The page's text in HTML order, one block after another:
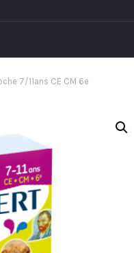
7/11ans CE CM 6e